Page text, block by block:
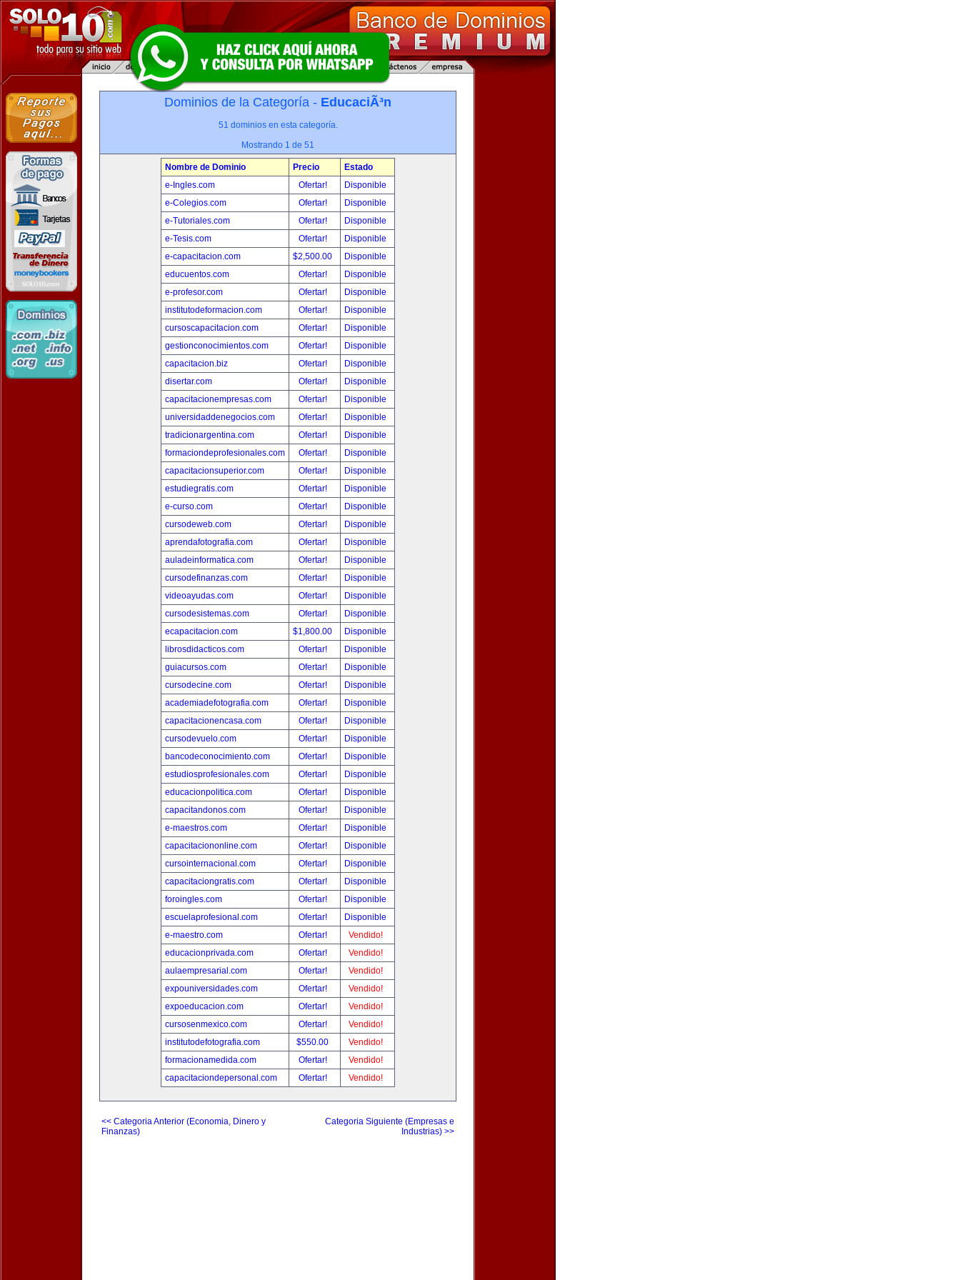
Dominios de la Categoría - EducaciÃ³n
51 dominios en esta categoría.
Mostrando 1 de 51
Nombre de Dominio Precio
Estado
e-Ingles.com
Ofertar!
Disponible
e-Colegios.com
Ofertar!
Disponible
e-Tutoriales.com
Ofertar!
Disponible
e-Tesis.com
Ofertar!
Disponible
e-capacitacion.com
$2,500.00
Disponible
educuentos.com
Ofertar!
Disponible
e-profesor.com
Ofertar!
Disponible
institutodeformacion.com
Ofertar!
Disponible
cursoscapacitacion.com
Ofertar!
Disponible
gestionconocimientos.com
Ofertar!
Disponible
capacitacion.biz
Ofertar!
Disponible
disertar.com
Ofertar!
Disponible
capacitacionempresas.com
Ofertar!
Disponible
universidaddenegocios.com
Ofertar!
Disponible
tradicionargentina.com
Ofertar!
Disponible
formaciondeprofesionales.com
Ofertar!
Disponible
capacitacionsuperior.com
Ofertar!
Disponible
estudiegratis.com
Ofertar!
Disponible
e-curso.com
Ofertar!
Disponible
cursodeweb.com
Ofertar!
Disponible
aprendafotografia.com
Ofertar!
Disponible
auladeinformatica.com
Ofertar!
Disponible
cursodefinanzas.com
Ofertar!
Disponible
videoayudas.com
Ofertar!
Disponible
cursodesistemas.com
Ofertar!
Disponible
ecapacitacion.com
$1,800.00
Disponible
librosdidacticos.com
Ofertar!
Disponible
guiacursos.com
Ofertar!
Disponible
cursodecine.com
Ofertar!
Disponible
academiadefotografia.com
Ofertar!
Disponible
capacitacionencasa.com
Ofertar!
Disponible
cursodevuelo.com
Ofertar!
Disponible
bancodeconocimiento.com
Ofertar!
Disponible
estudiosprofesionales.com
Ofertar!
Disponible
educacionpolitica.com
Ofertar!
Disponible
capacitandonos.com
Ofertar!
Disponible
e-maestros.com
Ofertar!
Disponible
capacitaciononline.com
Ofertar!
Disponible
cursointernacional.com
Ofertar!
Disponible
capacitaciongratis.com
Ofertar!
Disponible
foroingles.com
Ofertar!
Disponible
escuelaprofesional.com
Ofertar!
Disponible
e-maestro.com
Ofertar!
Vendido!
educacionprivada.com
Ofertar!
Vendido!
aulaempresarial.com
Ofertar!
Vendido!
expouniversidades.com
Ofertar!
Vendido!
expoeducacion.com
Ofertar!
Vendido!
cursosenmexico.com
Ofertar!
Vendido!
institutodefotografia.com
$550.00
Vendido!
formacionamedida.com
Ofertar!
Vendido!
capacitaciondepersonal.com
Ofertar! Vendido!
<< Categoria Anterior (Economia, Dinero y
Finanzas)
Categoria Siguiente (Empresas e
Industrias) >>